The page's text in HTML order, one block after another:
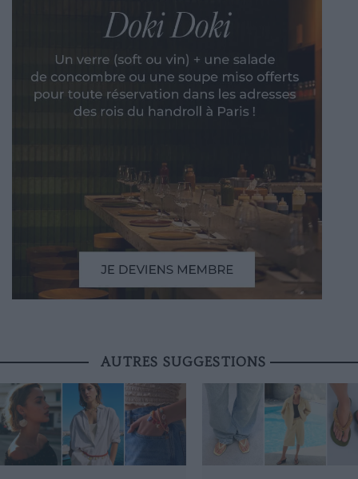
AUTRES SUGGESTIONS